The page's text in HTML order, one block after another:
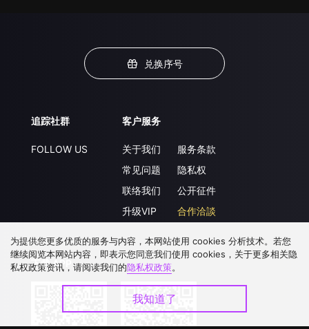
兑换序号
追踪社群
FOLLOW US
客户服务
关于我们
常见问题
联络我们
升级VIP
服务条款
隐私权
公开征件
合作洽談
下载 APP
为提供您更多优质的服务与内容，本网站使用 cookies 分析技术。若您
继续阅览本网站内容，即表示您同意我们使用 cookies，关于更多相关隐
私权政策资讯，请阅读我们的隐私权政策。
我知道了